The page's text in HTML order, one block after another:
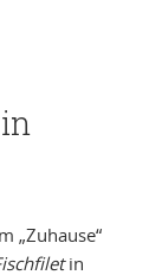
„Zuhause“
in